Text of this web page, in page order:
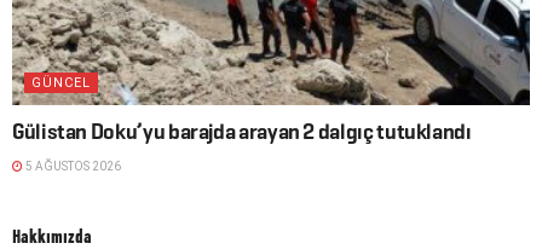
GÜNCEL
Gülistan Doku’yu barajda arayan 2 dalgıç tutuklandı
5 AĞUSTOS 2026
Hakkımızda